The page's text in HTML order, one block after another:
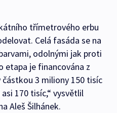
třímetrového erbu
Celá fasáda se na
odolnými jak proti
etapa je financována z
3 miliony 150 tisíc
170 tisíc,“ vysvětlil
Aleš Šilhánek.